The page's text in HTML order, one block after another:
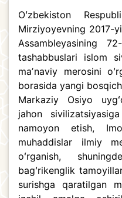
Oʻzbekiston
Mirziyoyevning 2017-
Assambleyasining
tashabbuslari islom
maʼnaviy merosini
borasida yangi
Markaziy Osiyo
jahon
namoyon etish,
muhaddislar ilmiy
oʻrganish,
bagʻrikenglik
surishga qaratilgan